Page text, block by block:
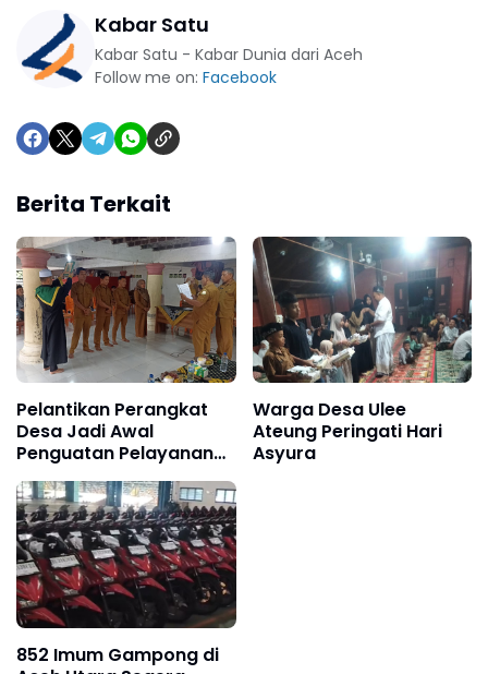
Kabar Satu
Kabar Satu - Kabar Dunia dari Aceh
Follow me on: Facebook
Berita Terkait
Pelantikan Perangkat
Desa Jadi Awal
Penguatan Pelayanan
untuk Warga
Warga Desa Ulee
Ateung Peringati Hari
Asyura
852 Imum Gampong di